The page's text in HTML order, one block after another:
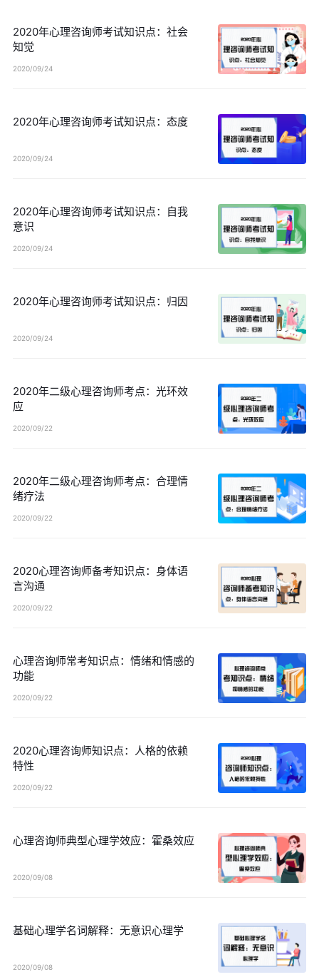
2020年心理咨询师考试知识点：社会
知觉
2020/09/24
2020年心理咨询师考试知识点：态度
2020/09/24
2020年心理咨询师考试知识点：自我
意识
2020/09/24
2020年心理咨询师考试知识点：归因
2020/09/24
2020年二级心理咨询师考点：光环效
应
2020/09/22
2020年二级心理咨询师考点：合理情
绪疗法
2020/09/22
2020心理咨询师备考知识点：身体语
言沟通
2020/09/22
心理咨询师常考知识点：情绪和情感的
功能
2020/09/22
2020心理咨询师知识点：人格的依赖
特性
2020/09/22
心理咨询师典型心理学效应：霍桑效应
2020/09/08
基础心理学名词解释：无意识心理学
2020/09/08